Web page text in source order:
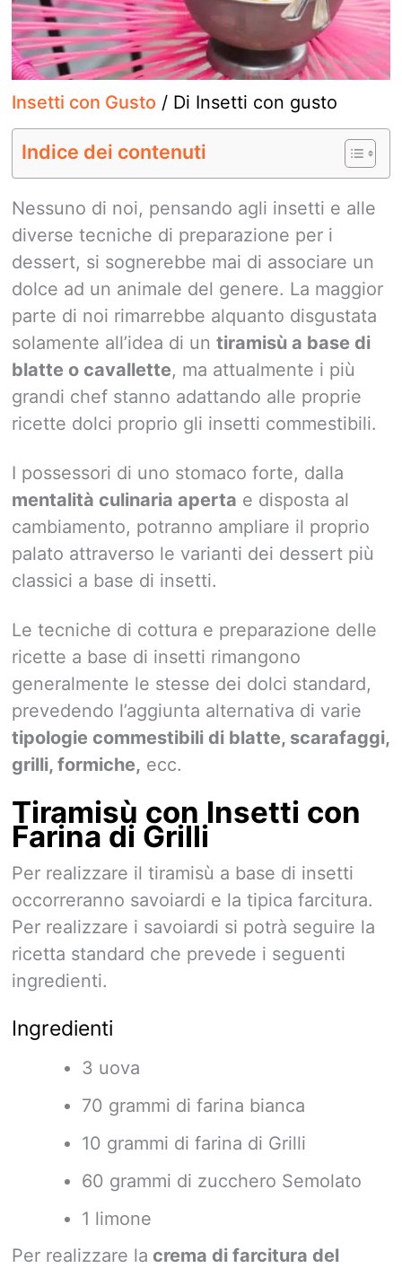
Insetti con Gusto / Di Insetti con gusto
Indice dei contenuti
Nessuno di noi, pensando agli insetti e alle
diverse tecniche di preparazione per i
dessert, si sognerebbe mai di associare un
dolce ad un animale del genere. La maggior
parte di noi rimarrebbe alquanto disgustata
solamente all’idea di un tiramisù a base di
blatte o cavallette, ma attualmente i più
grandi chef stanno adattando alle proprie
ricette dolci proprio gli insetti commestibili.
I possessori di uno stomaco forte, dalla
mentalità culinaria aperta e disposta al
cambiamento, potranno ampliare il proprio
palato attraverso le varianti dei dessert più
classici a base di insetti.
Le tecniche di cottura e preparazione delle
ricette a base di insetti rimangono
generalmente le stesse dei dolci standard,
prevedendo l’aggiunta alternativa di varie
tipologie commestibili di blatte, scarafaggi,
grilli, formiche, ecc.
Tiramisù con Insetti con
Farina di Grilli
Per realizzare il tiramisù a base di insetti
occorreranno savoiardi e la tipica farcitura.
Per realizzare i savoiardi si potrà seguire la
ricetta standard che prevede i seguenti
ingredienti.
Ingredienti
3 uova
70 grammi di farina bianca
10 grammi di farina di Grilli
60 grammi di zucchero Semolato
1 limone
Per realizzare la crema di farcitura del